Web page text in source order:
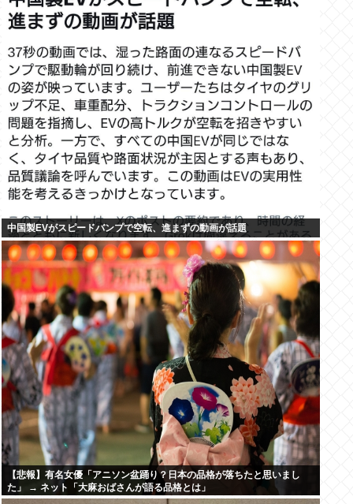
中国製EVがスピードバンプで空転、進まずの動画が話題
【悲報】有名女優「アニソン盆踊り？日本の品格が落ちたと思いまし
た」 → ネット「大麻おばさんが語る品格とは」